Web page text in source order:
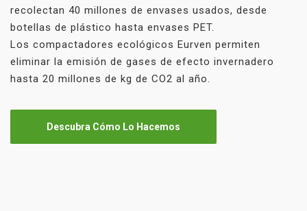
recolectan 40 millones de envases usados, desde
botellas de plástico hasta envases PET.
Los compactadores ecológicos Eurven permiten
eliminar la emisión de gases de efecto invernadero
hasta 20 millones de kg de CO2 al año.
Descubra Cómo Lo Hacemos